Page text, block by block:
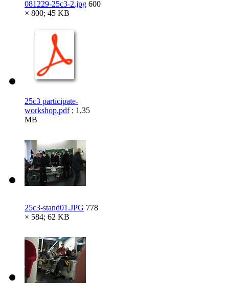
081229-25c3-2.jpg 600
× 800; 45 KB
25c3 participate-
workshop.pdf; 1,35
MB
25c3-stand01.JPG 778
× 584; 62 KB